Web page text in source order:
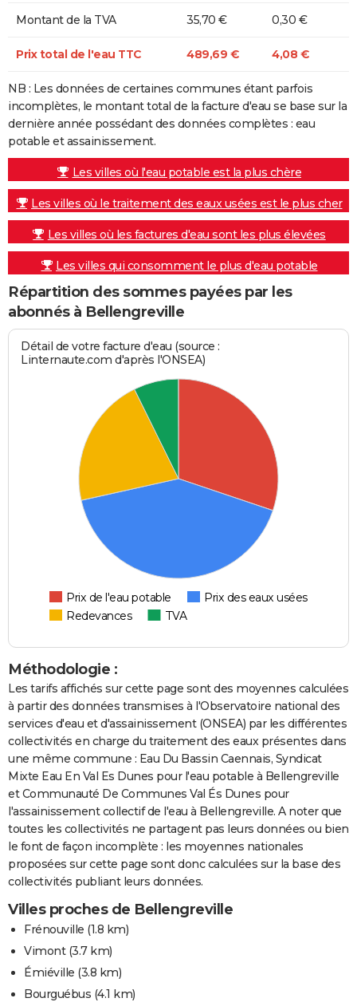
Montant de la TVA 35,70 € 0,30 €
Prix total de l'eau TTC 489,69 € 4,08 €
NB : Les données de certaines communes étant parfois
incomplètes, le montant total de la facture d'eau se base sur la
dernière année possédant des données complètes : eau
potable et assainissement.
Les villes où l'eau potable est la plus chère
Les villes où le traitement des eaux usées est le plus cher
Les villes où les factures d'eau sont les plus élevées
Les villes qui consomment le plus d'eau potable
Répartition des sommes payées par les
abonnés à Bellengreville
Détail de votre facture d'eau (source :
Linternaute.com d'après l'ONSEA)
Prix de l'eau potable
Prix des eaux usées
Redevances
TVA
Méthodologie :
Les tarifs affichés sur cette page sont des moyennes calculées
à partir des données transmises à l'Observatoire national des
services d'eau et d'assainissement (ONSEA) par les différentes
collectivités en charge du traitement des eaux présentes dans
une même commune : Eau Du Bassin Caennais, Syndicat
Mixte Eau En Val Es Dunes pour l'eau potable à Bellengreville
et Communauté De Communes Val És Dunes pour
l'assainissement collectif de l'eau à Bellengreville. A noter que
toutes les collectivités ne partagent pas leurs données ou bien
le font de façon incomplète : les moyennes nationales
proposées sur cette page sont donc calculées sur la base des
collectivités publiant leurs données.
Villes proches de Bellengreville
Frénouville (1.8 km)
Vimont(3.7 km)
Émiéville (3.8 km)
Bourguébus (4.1 km)